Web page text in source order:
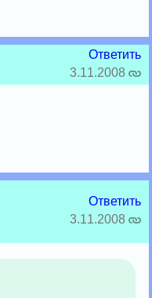
Ответить
3.11.2008
Ответить
3.11.2008